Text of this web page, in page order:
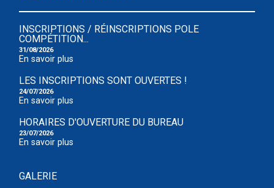
INSCRIPTIONS / RÉINSCRIPTIONS POLE
COMPÉTITION...
31/08/2026
En savoir plus
LES INSCRIPTIONS SONT OUVERTES !
24/07/2026
En savoir plus
HORAIRES D'OUVERTURE DU BUREAU
23/07/2026
En savoir plus
GALERIE